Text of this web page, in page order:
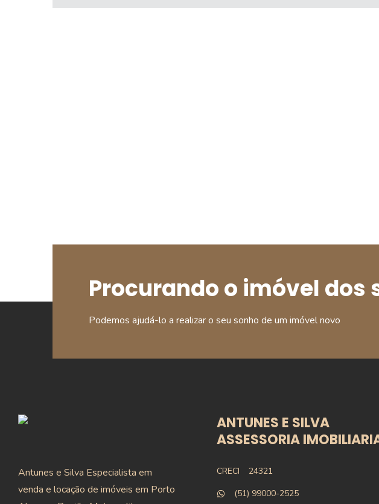
Procurando o imóvel dos
Podemos ajudá-lo a realizar o seu sonho de um imóvel novo
Antunes e Silva Especialista em
venda e locação de imóveis em Porto
ANTUNES E SILVA
ASSESSORIA
CRECI
24321
(51) 99000-2525